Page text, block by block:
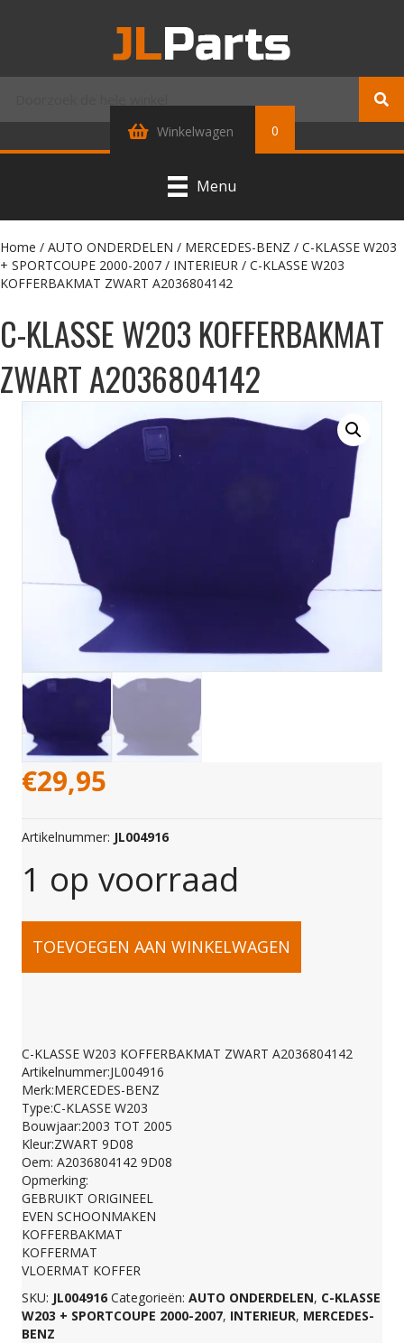
Winkelwagen 0
Menu
Home / AUTO ONDERDELEN / MERCEDES-BENZ / C-KLASSE W203
+ SPORTCOUPE 2000-2007 / INTERIEUR / C-KLASSE W203
KOFFERBAKMAT ZWART A2036804142
C-KLASSE W203 KOFFERBAKMAT
ZWART A2036804142
€29,95
Artikelnummer: JL004916
1 op voorraad
C-
W203
KOFFERBAKMAT
ZWART
A2036804142
aantal
TOEVOEGEN AAN WINKELWAGEN
C-KLASSE W203 KOFFERBAKMAT ZWART A2036804142
Artikelnummer:JL004916
Merk:MERCEDES-BENZ
Type:C-KLASSE W203
Bouwjaar:2003 TOT 2005
Kleur:ZWART 9D08
Oem: A2036804142 9D08
Opmerking:
GEBRUIKT ORIGINEEL
EVEN SCHOONMAKEN
KOFFERBAKMAT
KOFFERMAT
VLOERMAT KOFFER
SKU: JL004916 Categorieën: AUTO ONDERDELEN, C-KLASSE
W203 + SPORTCOUPE 2000-2007, INTERIEUR, MERCEDES-
BENZ